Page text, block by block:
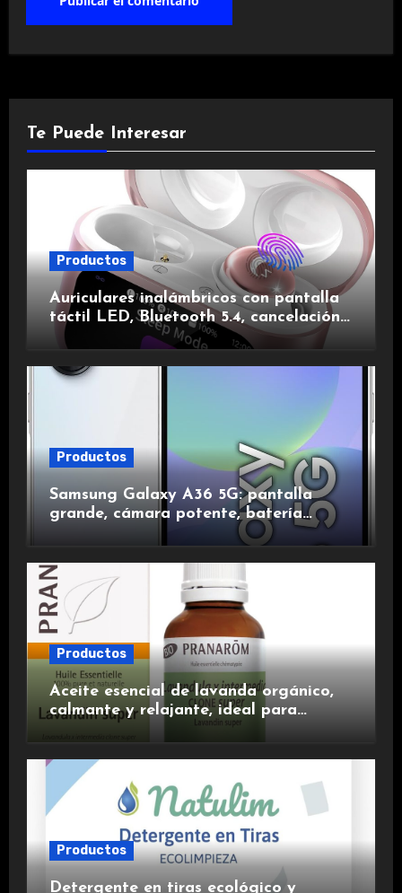
Te Puede Interesar
Productos
Auriculares inalámbricos con pantalla
táctil LED, Bluetooth 5.4, cancelación
de ruido, impermeables y de larga
duración.
Productos
Samsung Galaxy A36 5G: pantalla
grande, cámara potente, batería
duradera y carga rápida para una
experiencia premium.
Productos
Aceite esencial de lavanda orgánico,
calmante y relajante, ideal para
Productos
Detergente en tiras ecológico y